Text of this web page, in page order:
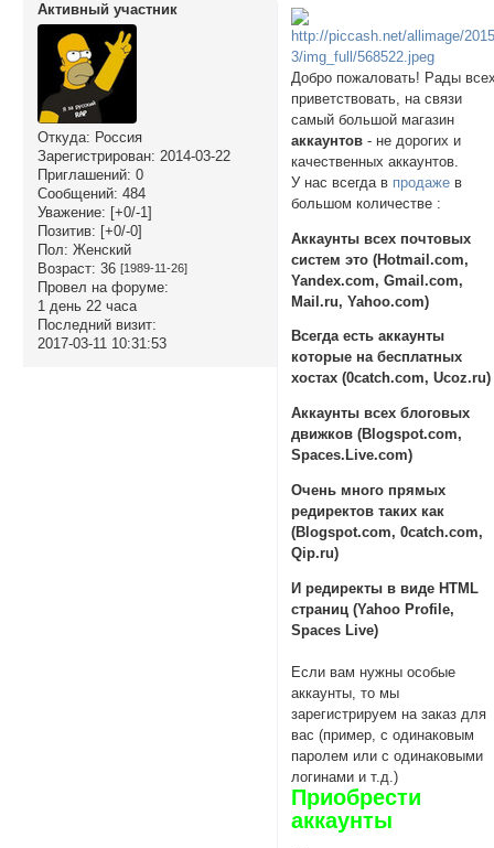
Активный участник
Откуда: Россия
Зарегистрирован: 2014-03-22
Приглашений: 0
Сообщений: 484
Уважение: [+0/-1]
Позитив: [+0/-0]
Пол: Женский
Возраст: 36 [1989-11-26]
Провел на форуме:
1 день 22 часа
Последний визит:
2017-03-11 10:31:53
Добро пожаловать! Рады
приветствовать, на связи
самый большой магазин
аккаунтов - не дорогих и
качественных аккаунтов.
У нас всегда в продаже в
большом количестве :
Аккаунты всех почтовых
систем это (Hotmail.com,
Yandex.com, Gmail.com,
Mail.ru, Yahoo.com)
Всегда есть аккаунты
которые на бесплатных
хостах (0catch.com, Ucoz.ru)
Аккаунты всех блоговых
движков (Blogspot.com,
Spaces.Live.com)
Очень много прямых
редиректов таких как
(Blogspot.com, 0catch.com,
Qip.ru)
И редиректы в виде HTML
страниц (Yahoo Profile,
Spaces Live)
Если вам нужны особые
аккаунты, то мы
зарегистрируем на заказ для
вас (пример, с одинаковым
паролем или с одинаковыми
логинами и т.д.)
Приобрести
аккаунты